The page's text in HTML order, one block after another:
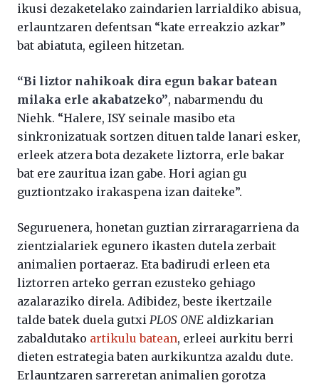
ikusi dezaketelako zaindarien larrialdiko abisua,
erlauntzaren defentsan “kate erreakzio azkar”
bat abiatuta, egileen hitzetan.
“Bi liztor nahikoak dira egun bakar batean
milaka erle akabatzeko”, nabarmendu du
Niehk. “Halere, ISY seinale masibo eta
sinkronizatuak sortzen dituen talde lanari esker,
erleek atzera bota dezakete liztorra, erle bakar
bat ere zauritua izan gabe. Hori agian gu
guztiontzako irakaspena izan daiteke”.
Seguruenera, honetan guztian zirraragarriena da
zientzialariek egunero ikasten dutela zerbait
animalien portaeraz. Eta badirudi erleen eta
liztorren arteko gerran ezusteko gehiago
azalaraziko direla. Adibidez, beste ikertzaile
talde batek duela gutxi PLOS ONE aldizkarian
zabaldutako artikulu batean, erleei aurkitu berri
dieten estrategia baten aurkikuntza azaldu dute.
Erlauntzaren sarreretan animalien gorotza